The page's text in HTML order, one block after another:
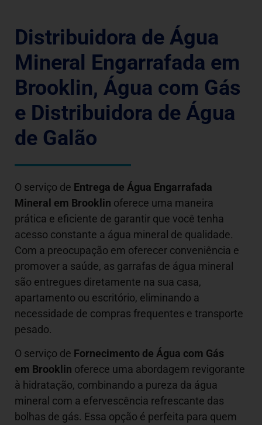
Distribuidora de Água
Mineral Engarrafada em
Brooklin, Água com Gás
e Distribuidora de Água
de Galão
O serviço de Entrega de Água Engarrafada
Mineral em Brooklin oferece uma maneira
prática e eficiente de garantir que você tenha
acesso constante a água mineral de qualidade.
Com a preocupação em oferecer conveniência e
promover a saúde, as garrafas de água mineral
são entregues diretamente na sua casa,
apartamento ou escritório, eliminando a
necessidade de compras frequentes e transporte
pesado.
O serviço de Fornecimento de Água com Gás
em Brooklin oferece uma abordagem revigorante
à hidratação, combinando a pureza da água
mineral com a efervescência refrescante das
bolhas de gás. Essa opção é perfeita para quem